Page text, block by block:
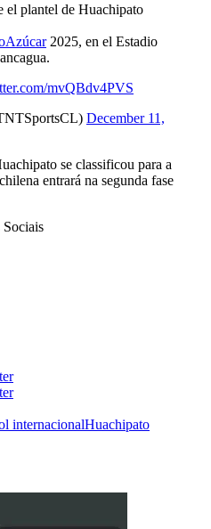
el plantel de Huachipato
2025, en el Estadio
mvQBdv4PVS
December 11,
se classificou para a
entrará na segunda fase
Sociais
internacionalHuachipato